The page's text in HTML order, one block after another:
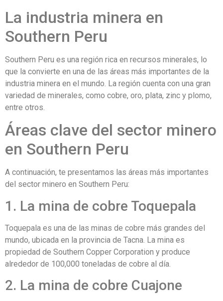
La industria minera en
Southern Peru
Southern Peru es una región rica en recursos minerales, lo
que la convierte en una de las áreas más importantes de la
industria minera en el mundo. La región cuenta con una gran
variedad de minerales, como cobre, oro, plata, zinc y plomo,
entre otros.
Áreas clave del sector minero
en Southern Peru
A continuación, te presentamos las áreas más importantes
del sector minero en Southern Peru:
1. La mina de cobre Toquepala
Toquepala es una de las minas de cobre más grandes del
mundo, ubicada en la provincia de Tacna. La mina es
propiedad de Southern Copper Corporation y produce
alrededor de 100,000 toneladas de cobre al día.
2. La mina de cobre Cuajone